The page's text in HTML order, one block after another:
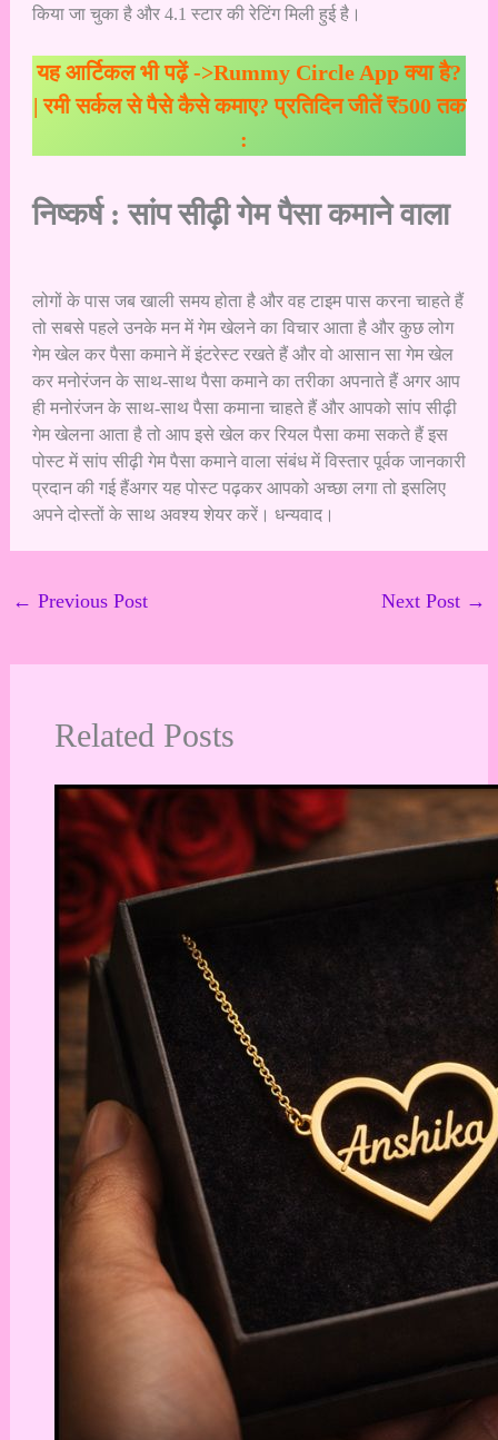
किया जा चुका है और 4.1 स्टार की रेटिंग मिली हुई है।
यह आर्टिकल भी पढ़ें ->Rummy Circle App क्या है?
| रमी सर्कल से पैसे कैसे कमाए? प्रतिदिन जीतें ₹500 तक
:
निष्कर्ष : सांप सीढ़ी गेम पैसा कमाने वाला
लोगों के पास जब खाली समय होता है और वह टाइम पास करना चाहते हैं
तो सबसे पहले उनके मन में गेम खेलने का विचार आता है और कुछ लोग
गेम खेल कर पैसा कमाने में इंटरेस्ट रखते हैं और वो आसान सा गेम खेल
कर मनोरंजन के साथ-साथ पैसा कमाने का तरीका अपनाते हैं अगर आप
ही मनोरंजन के साथ-साथ पैसा कमाना चाहते हैं और आपको सांप सीढ़ी
गेम खेलना आता है तो आप इसे खेल कर रियल पैसा कमा सकते हैं इस
पोस्ट में सांप सीढ़ी गेम पैसा कमाने वाला संबंध में विस्तार पूर्वक जानकारी
प्रदान की गई हैंअगर यह पोस्ट पढ़कर आपको अच्छा लगा तो इसलिए
अपने दोस्तों के साथ अवश्य शेयर करें। धन्यवाद।
← Previous Post Next Post →
Related Posts